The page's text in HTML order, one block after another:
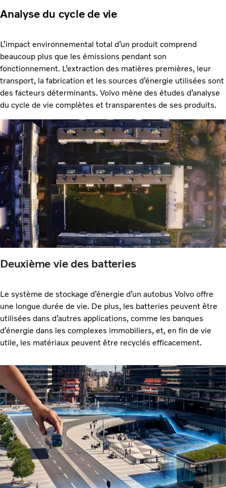
Analyse du cycle de vie
L’impact environnemental total d’un produit comprend
beaucoup plus que les émissions pendant son
fonctionnement. L’extraction des matières premières, leur
transport, la fabrication et les sources d’énergie utilisées sont
des facteurs déterminants. Volvo mène des études d’analyse
du cycle de vie complètes et transparentes de ses produits.
Deuxième vie des batteries
Le système de stockage d’énergie d’un autobus Volvo offre
une longue durée de vie. De plus, les batteries peuvent être
utilisées dans d’autres applications, comme les banques
d’énergie dans les complexes immobiliers, et, en fin de vie
utile, les matériaux peuvent être recyclés efficacement.